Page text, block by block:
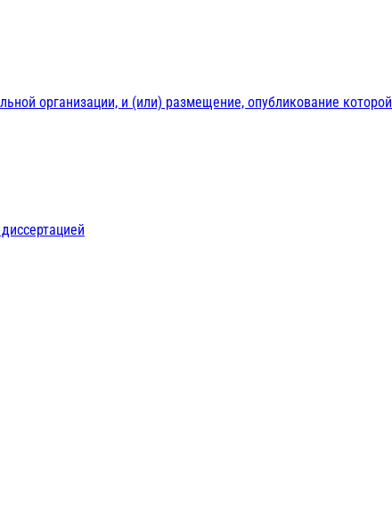
организации, и (или) размещение, опубликование